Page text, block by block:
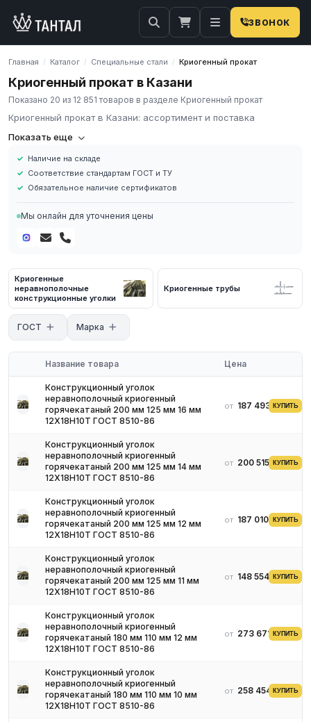
ЗВОНОК
Главная / Каталог / Специальные стали / Криогенный прокат
Криогенный прокат в Казани
Показано 20 из 12 851 товаров в разделе Криогенный прокат
Криогенный прокат в Казани: ассортимент и поставка
Криогенный прокат
сохраняющих **ударную вязкость** и прочность при
температурах до **−196 °C** (жидкий азот) и ниже. В каталоге
**12 851** позиция: преимущественно криогенные трубы (12
- 10Х14Г14Н4Т (ЭИ811): трубы СПГ, азот, кислород — до −196
- 03Х20Н16АГ6 (ЭП302): сварные криогенные конструкции —
до −253 °C
- 12Х18Н10Т: универсальная нержавейка — до −196 °C
ГОСТы
- **ГОСТ 9941-81** — трубы коррозионностойкие
бесшовные
- **ГОСТ 5632-72** — марки нержавеющих и жаропрочных
- **ГОСТ 19281-89** — уголки конструкционные
Условия поставки
- Сертификат с ударной вязкостью (KCV) при низкой
температуре
- Резка в размер — по запросу
Показать еще
Наличие на складе
Соответствие стандартам ГОСТ и ТУ
Обязательное наличие сертификатов
Мы онлайн для уточнения цены
Криогенные
неравнополочные
конструкционные уголки
Криогенные трубы
ГОСТ Марка
Название товара Цена
Конструкционный уголок
неравнополочный криогенный
горячекатаный 200 мм 125 мм 16 мм
12Х18Н10Т ГОСТ 8510-86
от 187 493 ₽КУПИТЬ
Конструкционный уголок
неравнополочный криогенный
горячекатаный 200 мм 125 мм 14 мм
12Х18Н10Т ГОСТ 8510-86
от 200 515 ₽КУПИТЬ
Конструкционный уголок
неравнополочный криогенный
горячекатаный 200 мм 125 мм 12 мм
12Х18Н10Т ГОСТ 8510-86
от 187 010 ₽КУПИТЬ
Конструкционный уголок
неравнополочный криогенный
горячекатаный 200 мм 125 мм 11 мм
12Х18Н10Т ГОСТ 8510-86
от 148 554 ₽КУПИТЬ
Конструкционный уголок
неравнополочный криогенный
горячекатаный 180 мм 110 мм 12 мм
12Х18Н10Т ГОСТ 8510-86
от 273 671 ₽КУПИТЬ
Конструкционный уголок
неравнополочный криогенный
горячекатаный 180 мм 110 мм 10 мм
12Х18Н10Т ГОСТ 8510-86
от 258 454 ₽КУПИТЬ